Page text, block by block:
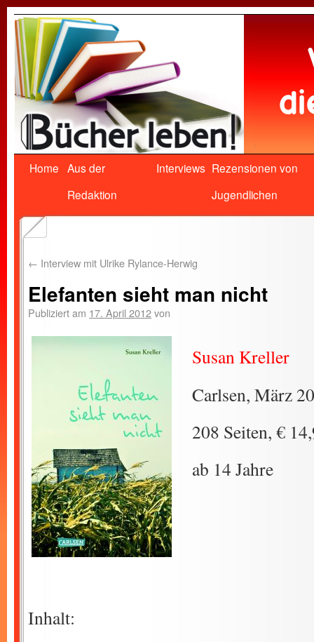
Home Aus der
Redaktion
Interviews Rezensionen von
Jugendlichen
← Interview mit Ulrike Rylance-Herwig
Elefanten sieht man nicht
Publiziert am 17. April 2012von
Susan Kreller
Carlsen, März
208 Seiten, €
ab 14 Jahre
Inhalt: